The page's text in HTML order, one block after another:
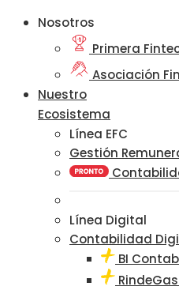
Nosotros
Primera
Asociación
Nuestro
Ecosistema
Línea EFC
Gestión
Línea Digital
Contabilidad
BI